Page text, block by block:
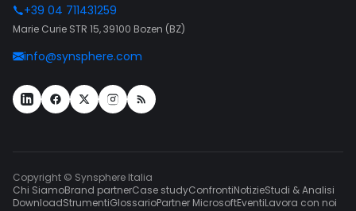
+39 04 711431259
Marie Curie STR 15, 39100 Bozen (BZ)
info@synsphere.com
Copyright © Synsphere Italia
Chi SiamoBrand partnerCase studyConfrontiNotizieStudi & Analisi
DownloadStrumentiGlossarioPartner MicrosoftEventiLavora con noi